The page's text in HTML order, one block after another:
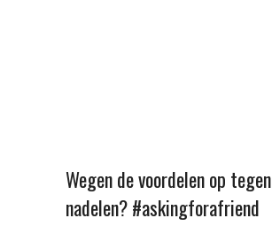
Wegen de voordelen op
nadelen? #askingforafriend